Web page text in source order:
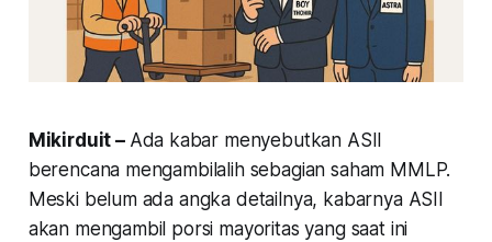
Mikirduit – Ada kabar menyebutkan ASII
berencana mengambilalih sebagian saham MMLP.
Meski belum ada angka detailnya, kabarnya ASII
akan mengambil porsi mayoritas yang saat ini